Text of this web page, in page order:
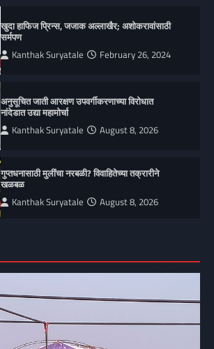
खुदा हाफिज प्रिन्स, जजाक अल्लाखैर; अशोकरावांसाठी
सर्मपण
Kanthak Suryatale February 26, 2024
अनुसूचित जाती आरक्षण उपवर्गीकरणाच्या विरोधात
नांदेडात उद्या महामोर्चा
Kanthak Suryatale August 8, 2026
गुप्तधनासाठी मुलींचा नरबळी? विवाहितेच्या तक्रारीने
खळबळ
Kanthak Suryatale August 8, 2026